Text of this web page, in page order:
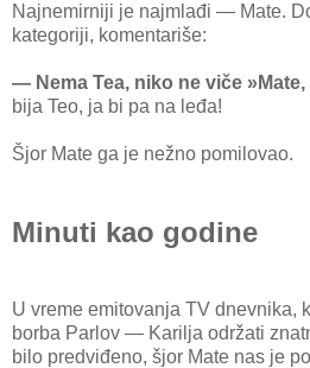
Najnemirniji je najmlađi — Mate.
kategoriji, komentariše:
— Nema Tea, niko ne viče »Mate,
bija Teo, ja bi pa na leđa!
Šjor Mate ga je nežno pomilovao.
Minuti kao godine
U vreme emitovanja TV dnevnika,
borba Parlov — Karilja održati
bilo predviđeno, šjor Mate nas je